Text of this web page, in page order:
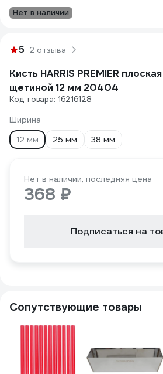
Нет в наличии
5 2 отзыва
Кисть HARRIS PREMIER
щетиной 12 мм 20404
Код товара: 16216128
Ширина
12 мм
25 мм 38 мм
Нет в наличии, последняя цена
368 ₽
Подписаться на
Сопутствующие товары